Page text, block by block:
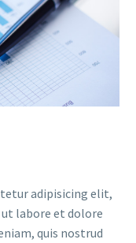
adipisicing elit,
labore et dolore
quis nostrud